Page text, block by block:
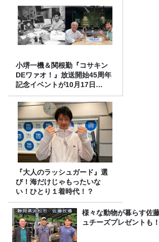
小堺一機＆関根勤『コサキン
DEワァオ！』放送開始45周年
記念イベントが10月17日
（土）に開催決定！本日より
FC先行受付スタート！
『大人のラッシュガード』選
び！海だけじゃもったいな
い！ひとり１着時代！？
様々な動物が暮らす佐
ュチーズプレゼントも！